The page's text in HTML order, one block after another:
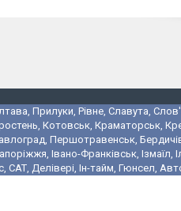
Прилуки, Рівне, Славута,
Котовськ, Краматорськ,
Першотравенськ,
Івано-Франківськ, Ізмаїл,
Делівері, Ін-тайм, Гюнсел,